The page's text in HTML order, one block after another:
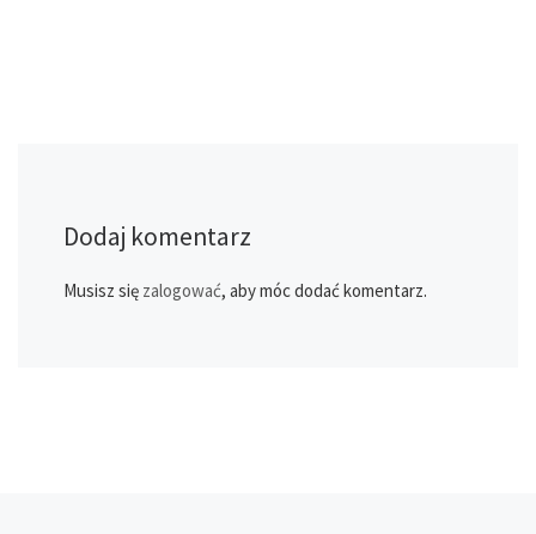
Dodaj komentarz
Musisz się zalogować, aby móc dodać komentarz.